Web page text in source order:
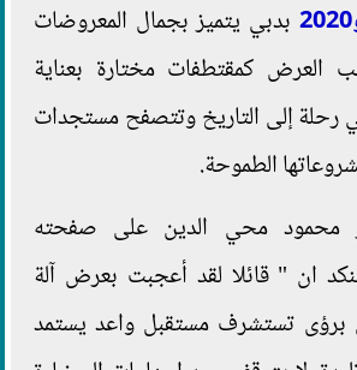
بدبي يتميز بجمال المعروضات
العرض كمقتطفات مختارة بعناية
رحلة إلى التاريخ وتتصفح مستجدات
الطموحة.
محمود محي الدين على صفحته
ان " قائلا لقد أعجبت بعرض آلة
برؤى تستشرف مستقبل واعد يستمد